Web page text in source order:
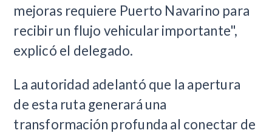
mejoras requiere Puerto Navarino para
recibir un flujo vehicular importante",
explicó el delegado.
La autoridad adelantó que la apertura
de esta ruta generará una
transformación profunda al conectar de